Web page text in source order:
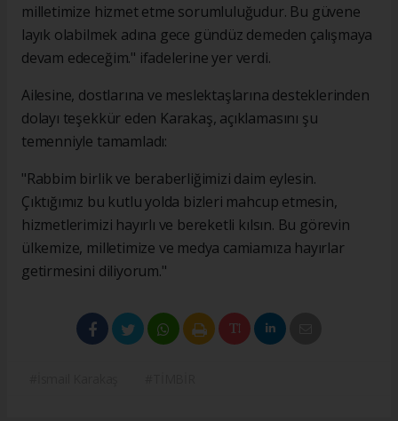
milletimize hizmet etme sorumluluğudur. Bu güvene
layık olabilmek adına gece gündüz demeden çalışmaya
devam edeceğim." ifadelerine yer verdi.
Ailesine, dostlarına ve meslektaşlarına desteklerinden
dolayı teşekkür eden Karakaş, açıklamasını şu
temenniyle tamamladı:
"Rabbim birlik ve beraberliğimizi daim eylesin.
Çıktığımız bu kutlu yolda bizleri mahcup etmesin,
hizmetlerimizi hayırlı ve bereketli kılsın. Bu görevin
ülkemize, milletimize ve medya camiamıza hayırlar
getirmesini diliyorum."